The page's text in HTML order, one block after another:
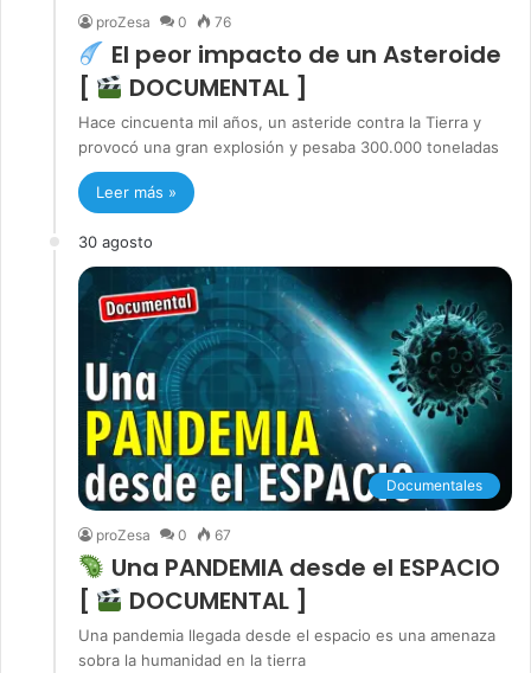
proZesa 0 76
El peor impacto de un Asteroide
[
DOCUMENTAL ]
Hace cincuenta mil años, un asteride contra la Tierra y
provocó una gran explosión y pesaba 300.000 toneladas
Leer más »
30 agosto
Documentales
proZesa 0 67
Una PANDEMIA desde el ESPACIO
[
DOCUMENTAL ]
Una pandemia llegada desde el espacio es una amenaza
sobra la humanidad en la tierra